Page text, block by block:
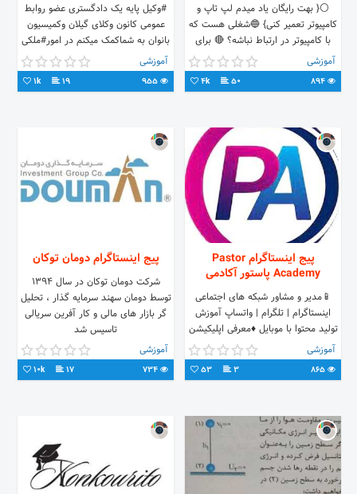
⚪{ بهت رایگان یاد میدم لپ تاپ و
کامپیوتر تعمیر کنی} 🔵شغلی هست که
با کامپیوتر در ارتباط نباشه؟ 🔴 برای
متخصص شدن کافیه این پیج رو دنبال
کنی ! 👊😁
آموزشی
50
4k
#وکیل پایه یک دادگستری عضو روابط
عمومی کانون وکلای گیلان وکمیسیون
بانوان به شماکمک میکنم در امور#ملکی
ازحقوق قانونی خود آگاه شوید
سوال>دایرکت۱۰تا۱۱شب
آموزشی
19
1k
پیج اینستاگرام Pastor
Academy پاستور آکادمی
📱مدیر و مشاور شبکه های اجتماعی
اینستاگرام | تلگرام | واتساپ آموزش
تولید محتوا با موبایل ♦️معرفی اپلیکیشن
های کاربردی
آموزشی
3
53
پیج اینستاگرام دومان توکان
شرکت دومان توکان در سال ۱۳۹۴
توسط دومان سهند سرمایه گذار ، تحلیل
گر بازار های مالی و کار آفرین سریالی
تاسیس شد
آموزشی
17
10k